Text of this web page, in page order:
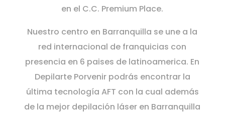
en el C.C. Premium Place.
Nuestro centro en Barranquilla se une a la
red internacional de franquicias con
presencia en 6 paises de latinoamerica. En
Depilarte Porvenir podrás encontrar la
última tecnología AFT con la cual además
de la mejor depilación láser en Barranquilla